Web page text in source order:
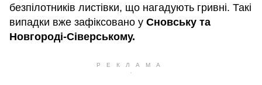
безпілотників листівки, що нагадують гривні. Такі
випадки вже зафіксовано у Сновську та
Новгороді-Сіверському.